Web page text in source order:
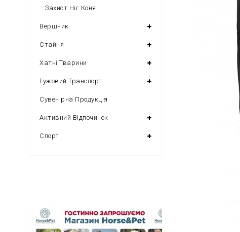
Захист Ніг Коня
Вершник
Стайня
Хатні Тварини
Гужовий Транспорт
Сувенірна Продукція
Активний Відпочинок
Спорт